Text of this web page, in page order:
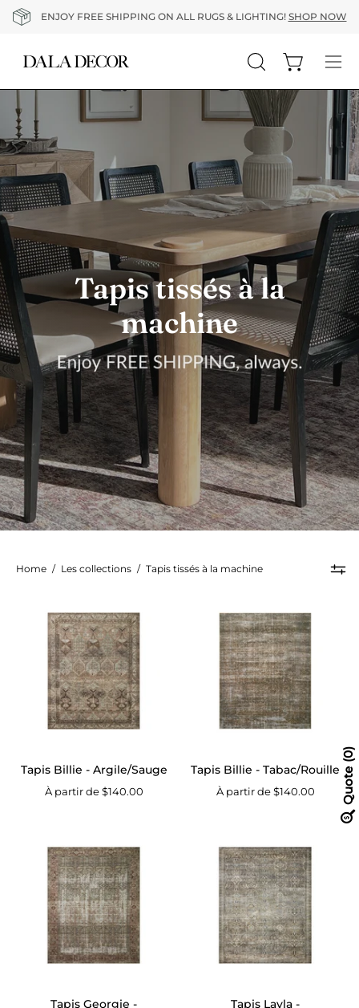
Aller
ENJOY FREE SHIPPING ON ALL RUGS & LIGHTING! SHOP NOW
Ouvrir
la
barre
de
recherche
Ouvrir le
le
de
Tapis tissés à la
machine
Home / Les collections / Tapis tissés à la machine
Billie
-
Argile/Sauge
Tapis Billie - Argile/Sauge
À partir de $140.00
Billie
-
Tabac/Rouille
Tapis Billie - Tabac/Rouille
À partir de $140.00
Georgie
-
Mousse/Saumon
Tapis Georgie -
Layla
-
Antique/
Tapis Layla -
Quote
0